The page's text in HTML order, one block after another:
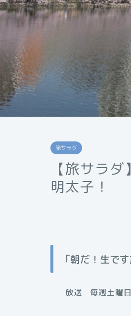
旅サラダ
【旅サラ
明太子！
「朝だ！生で
放送 毎週土曜日